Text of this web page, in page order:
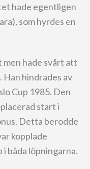
hade egentligen
som hyrdes en
hade svårt att
Han hindrades av
Cup 1985. Den
start i
Detta berodde
kopplade
i båda löpningarna.